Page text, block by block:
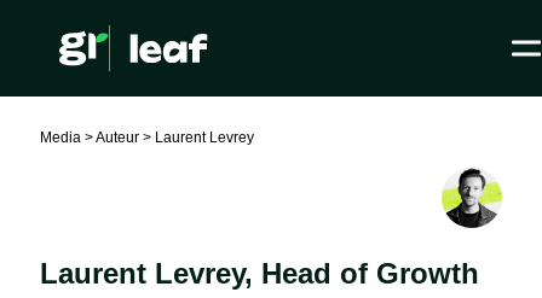
Media >Auteur > Laurent Levrey
Laurent Levrey, Head of Growth